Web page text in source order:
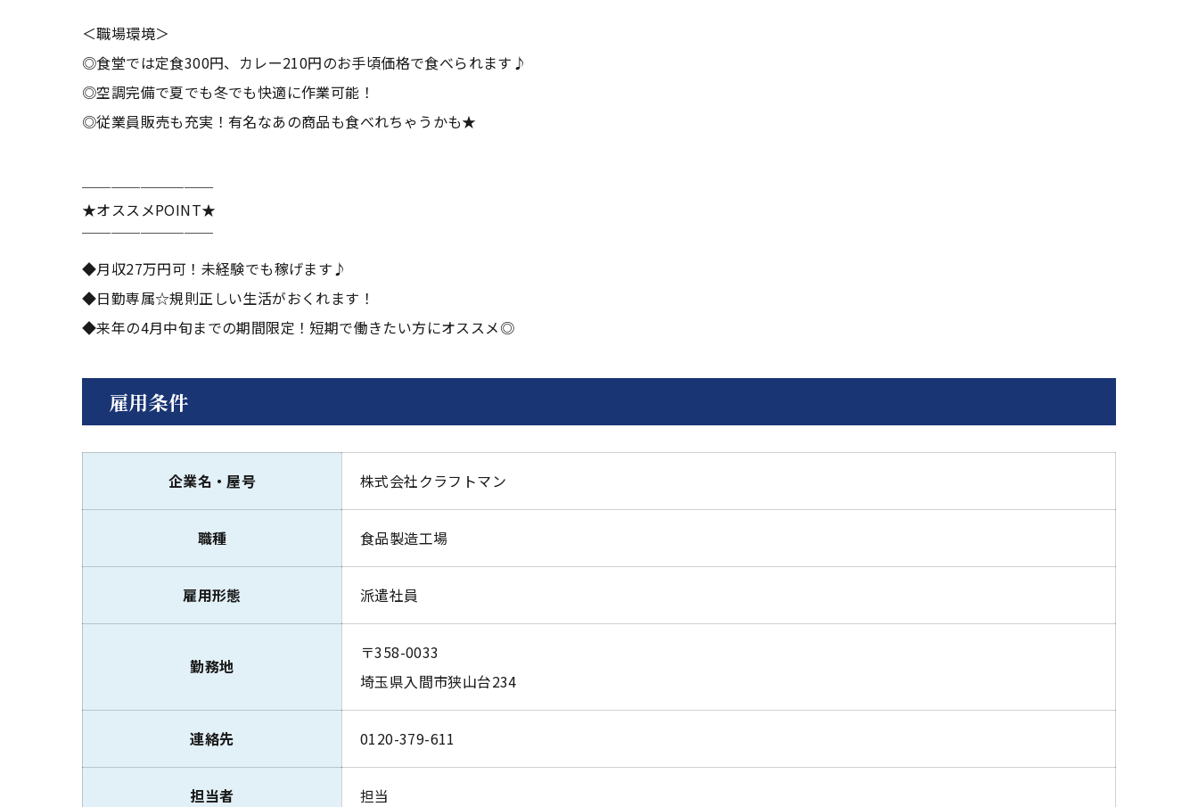
＜職場環境＞
◎食堂では定食300円、カレー210円のお手頃価格で食べられます♪
◎空調完備で夏でも冬でも快適に作業可能！
◎従業員販売も充実！有名なあの商品も食べれちゃうかも★
★オススメPOINT★
￣￣￣￣￣￣￣￣￣
◆月収27万円可！未経験でも稼げます♪
◆日勤専属☆規則正しい生活がおくれます！
◆来年の4月中旬までの期間限定！短期で働きたい方にオススメ◎
雇用条件
企業名・屋号 株式会社クラフトマン
職種 食品製造工場
雇用形態 派遣社員
勤務地
〒358-0033
埼玉県入間市狭山台234
連絡先 0120-379-611
担当者 担当